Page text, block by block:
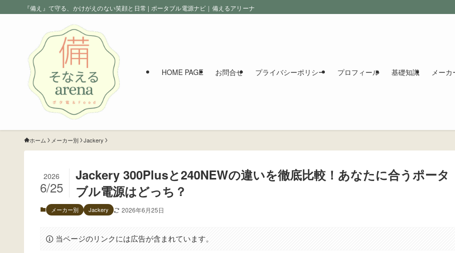
『備え』て守る、かけがえのない笑顔と日常 | ポータブル電源ナビ｜備えるアリーナ
HOME PAGE お問合せ プライバシーポリシー プロフィール 基礎知識 メー
ホーム メーカー別 Jackery
Jackery 300Plusと240NEWの違いを徹底比較！あなたに合うポータ
ブル電源はどっち？
2026
6/25
メーカー別 Jackery 2026年6月25日
当ページのリンクには広告が含まれています。